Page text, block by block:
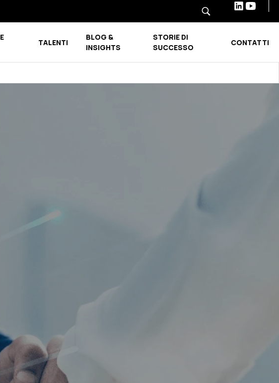
Show submenu for PRODOTTI Show submenu for INDUSTRIE E SETTORI
TALENTI
BLOG &
INSIGHTS
Show submenu for BLOG & INSIGHTS
STORIE DI
SUCCESSO
CONTATTI